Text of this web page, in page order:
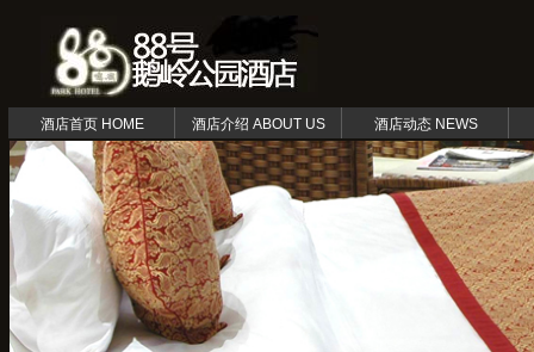
酒店首页 HOME 酒店介绍 ABOUT US 酒店动态 NEWS